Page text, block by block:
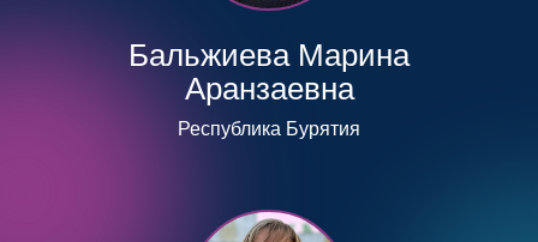
Бальжиева Марина
Аранзаевна
Республика Бурятия